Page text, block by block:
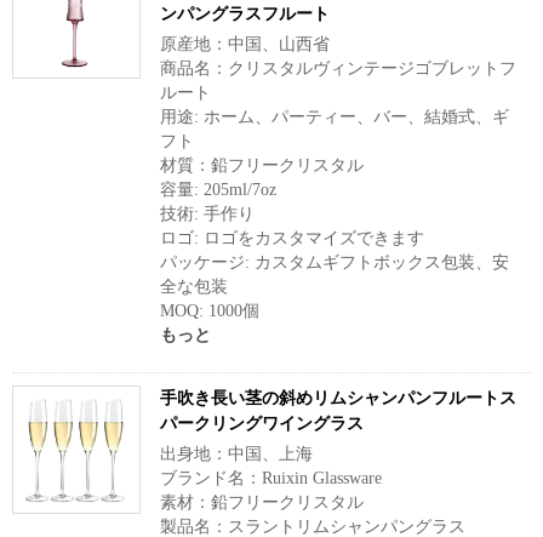
ンパングラスフルート
原産地：中国、山西省
商品名：クリスタルヴィンテージゴブレットフ
ルート
用途: ホーム、パーティー、バー、結婚式、ギ
フト
材質：鉛フリークリスタル
容量: 205ml/7oz
技術: 手作り
ロゴ: ロゴをカスタマイズできます
パッケージ: カスタムギフトボックス包装、安
全な包装
MOQ: 1000個
もっと
手吹き長い茎の斜めリムシャンパンフルートス
パークリングワイングラス
出身地：中国、上海
ブランド名：Ruixin Glassware
素材：鉛フリークリスタル
製品名：スラントリムシャンパングラス